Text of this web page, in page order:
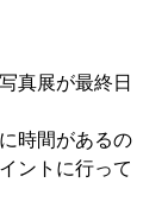
真展が最終日
時間があるの
ントに行って